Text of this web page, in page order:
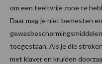
om een teeltvrije zone te
Daar mag je niet bemesten
toegestaan. Als je die
met klaver en kruiden